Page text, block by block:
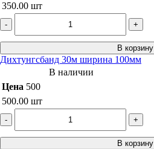
350.00 шт
- +
В корзину
Дихтунгсбанд 30м ширина 100мм
В наличии
Цена 500
500.00 шт
- +
В корзину